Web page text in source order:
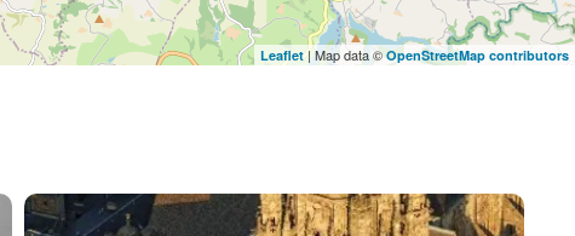
Leaflet | Map data © OpenStreetMap contributors